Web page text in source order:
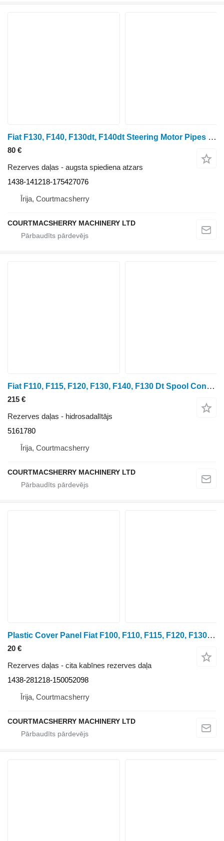
Fiat F130, F140, F130dt, F140dt Steering Motor Pipes Set 1438-141218-175427076 augsta spiediena atzars paredzēts Fiat F130, F140, F130dt, F140dt
80 €
Rezerves daļas - augsta spiediena atzars
1438-141218-175427076
Īrija, Courtmacsherry
COURTMACSHERRY MACHINERY LTD
Fiat F110, F115, F120, F130, F140, F130 Dt Spool Control Valve 516178 5161780 hidrosadalītājs
215 €
Rezerves daļas - hidrosadalītājs
5161780
Īrija, Courtmacsherry
COURTMACSHERRY MACHINERY LTD
Plastic Cover Panel Fiat F100, F110, F115, F120, F130, F140 Plastic Cover Panel 5156688 1438-281218-150052098 paredzēts Fiat F100, F110, F115 riteņtraktora
20 €
Rezerves daļas - cita kabīnes rezerves daļa
1438-281218-150052098
Īrija, Courtmacsherry
COURTMACSHERRY MACHINERY LTD